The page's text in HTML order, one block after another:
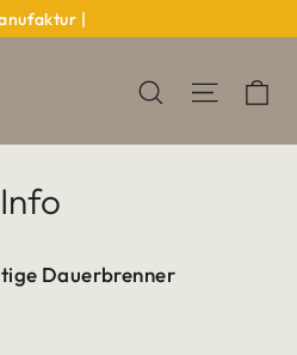
|
Suche
Info
Dauerbrenner